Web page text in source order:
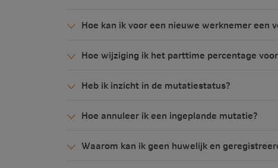
Hoe kan ik voor een nieuwe werknemer een
Hoe wijziging ik het parttime percentage
Heb ik inzicht in de mutatiestatus?
Hoe annuleer ik een ingeplande mutatie?
Waarom kan ik geen huwelijk en